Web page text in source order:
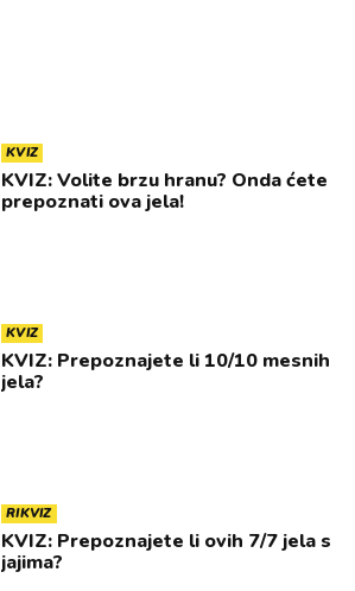
KVIZ
KVIZ: Volite brzu hranu? Onda ćete
prepoznati ova jela!
KVIZ
KVIZ: Prepoznajete li 10/10 mesnih
jela?
RIKVIZ
KVIZ: Prepoznajete li ovih 7/7 jela s
jajima?